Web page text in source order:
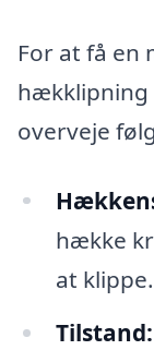
For at få en
hækklipning
overveje
hække
at klippe.
Tilstand: